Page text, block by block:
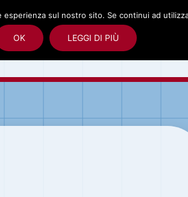
polare alle Svalbard
sul nostro sito. Se continui ad
OK LEGGI DI PIÙ